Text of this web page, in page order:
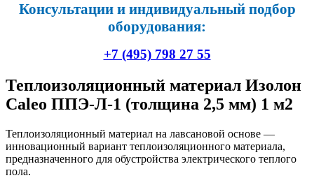
Консультации и индивидуальный подбор
оборудования:
+7 (495) 798 27 55
Теплоизоляционный материал Изолон
Caleo ППЭ-Л-1 (толщина 2,5 мм) 1 м2
Теплоизоляционный материал на лавсановой основе —
инновационный вариант теплоизоляционного материала,
предназначенного для обустройства электрического теплого
пола.